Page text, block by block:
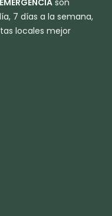
son
7 días a la semana,
locales mejor